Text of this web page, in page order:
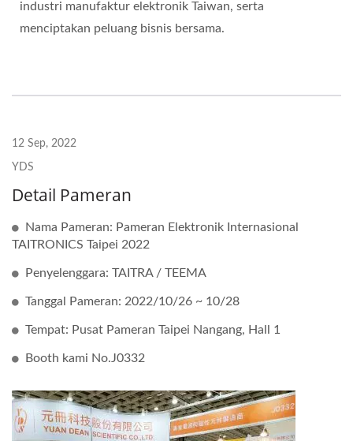
industri manufaktur elektronik Taiwan, serta
menciptakan peluang bisnis bersama.
12 Sep, 2022
YDS
Detail Pameran
Nama Pameran: Pameran Elektronik Internasional
TAITRONICS Taipei 2022
Penyelenggara: TAITRA / TEEMA
Tanggal Pameran: 2022/10/26 ~ 10/28
Tempat: Pusat Pameran Taipei Nangang, Hall 1
Booth kami No.J0332